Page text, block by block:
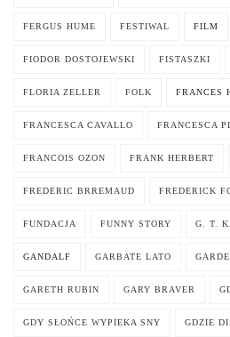
FERGUS HUME FESTIWAL FILM
FIODOR DOSTOJEWSKI FISTASZKI
FLORIA ZELLER FOLK FRANCES
FRANCESCA CAVALLO FRANCESCA
FRANCOIS OZON FRANK HERBERT
FREDERIC BRREMAUD FREDERICK
FUNDACJA FUNNY STORY G. T.
GANDALF GARBATE LATO
GARETH RUBIN GARY BRAVER
GDY SŁOŃCE WYPIEKA SNY GDZIE